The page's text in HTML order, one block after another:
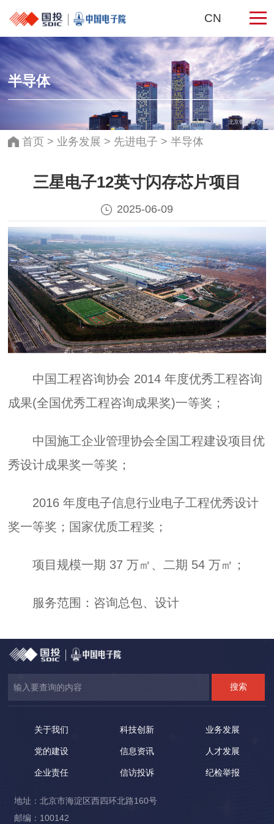
CN
北京银泰中心
半导体
首页 > 业务发展 > 先进电子 > 半导体
三星电子12英寸闪存芯片项目
2025-06-09
中国工程咨询协会 2014 年度优秀工程咨询
成果(全国优秀工程咨询成果奖)一等奖；
中国施工企业管理协会全国工程建设项目优
秀设计成果奖一等奖；
2016 年度电子信息行业电子工程优秀设计
奖一等奖；国家优质工程奖；
项目规模一期 37 万㎡、二期 54 万㎡；
服务范围：咨询总包、设计
关于我们 科技创新 业务发展
党的建设 信息资讯 人才发展
企业责任 信访投诉 纪检举报
地址：北京市海淀区西四环北路160号
邮编：100142